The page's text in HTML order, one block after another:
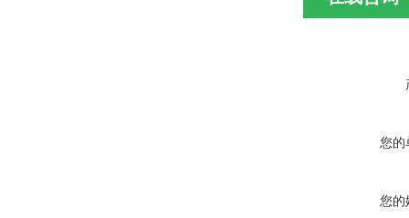
您的
您的